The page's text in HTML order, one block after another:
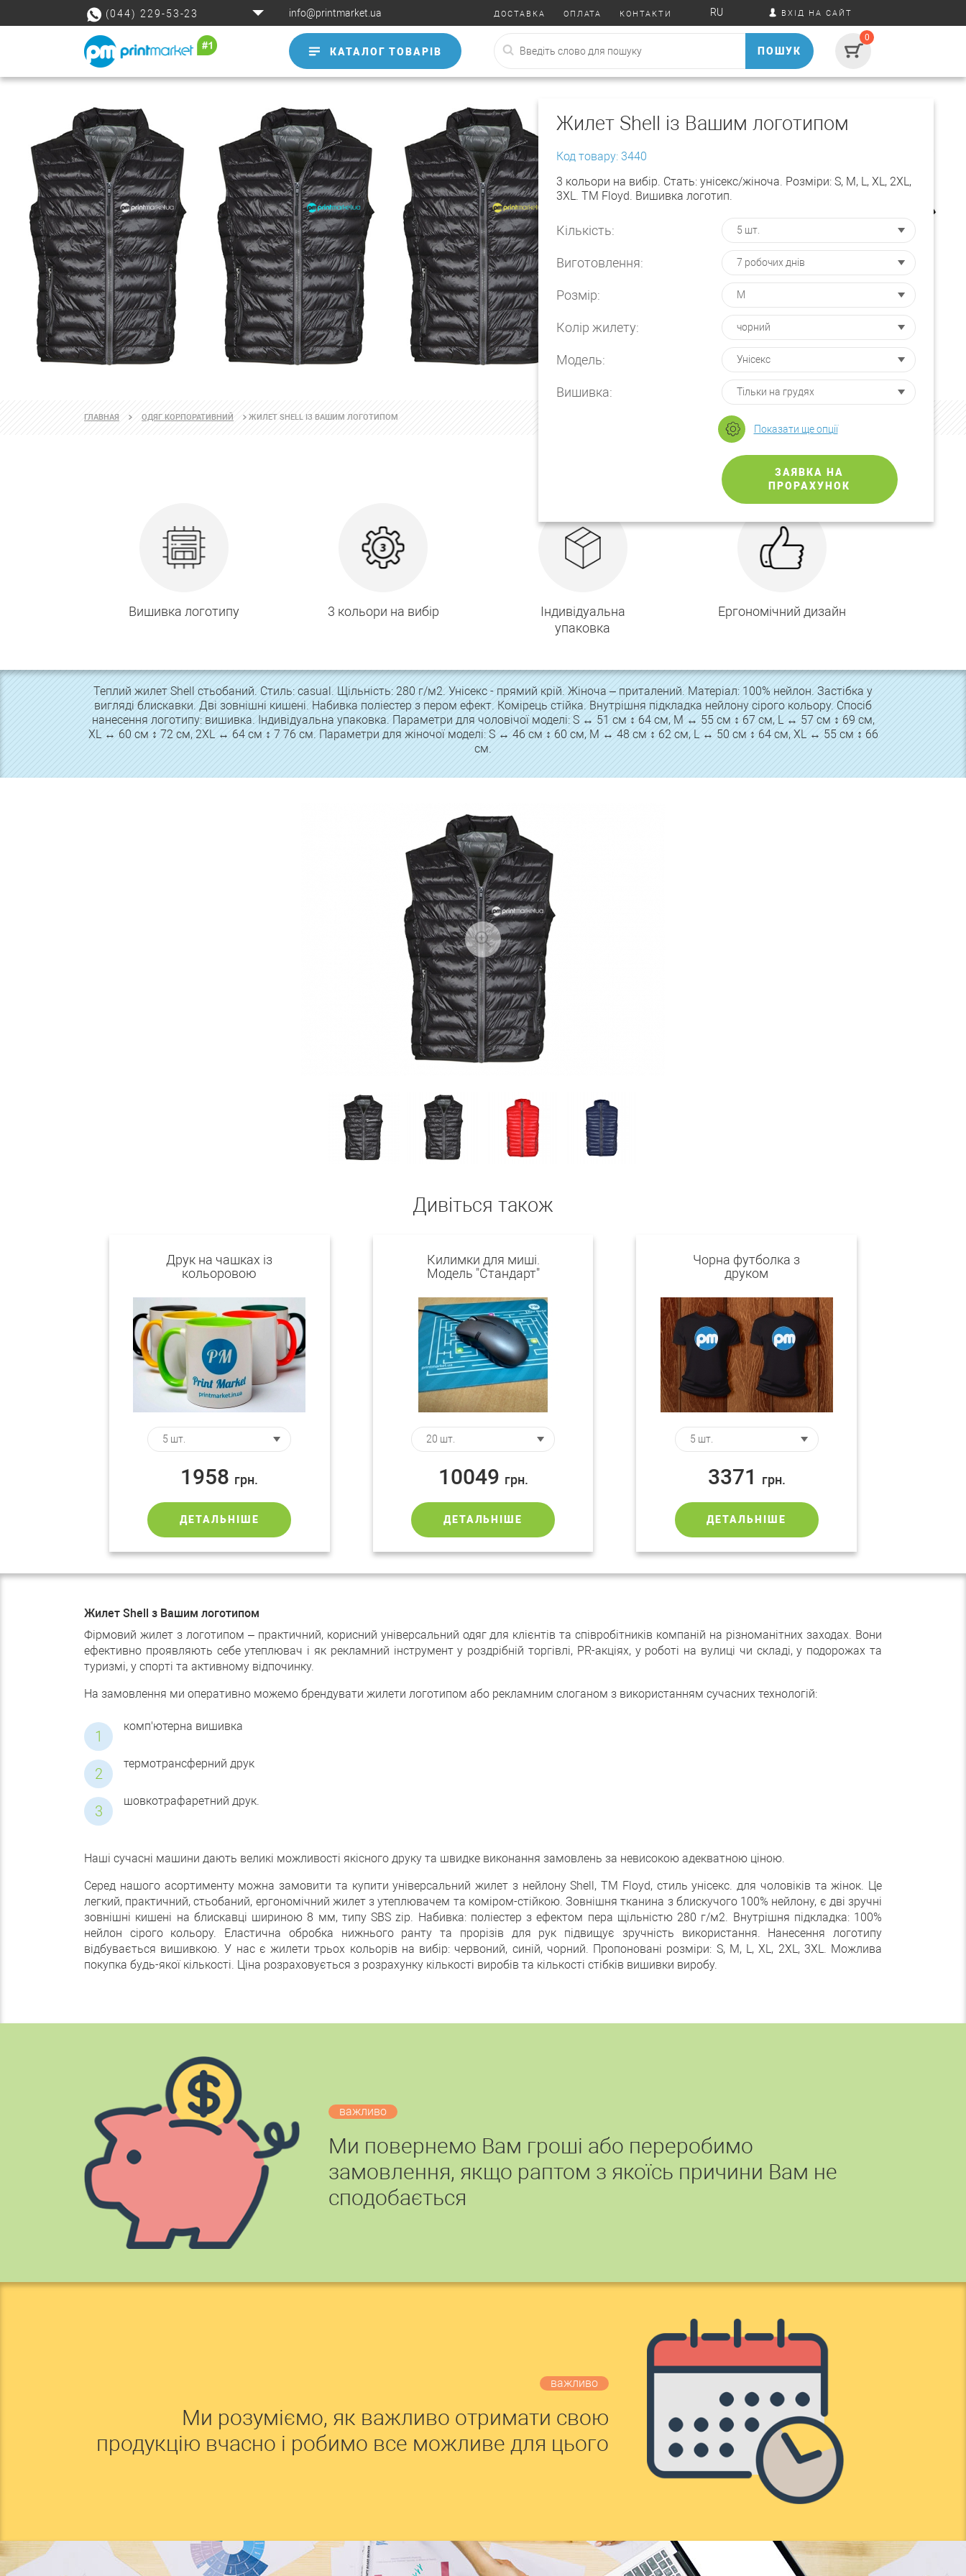
(044) 229-53-23 info@printmarket.ua ДОСТАВКА ОПЛАТА КОНТАКТИ RU ВХІД НА САЙТ
КАТАЛОГ ТОВАРІВ ПОШУК
0
Жилет Shell із Вашим логотипом
Код товару: 3440
3 кольори на вибір. Стать: унісекс/жіноча. Розміри: S, M, L, XL, 2XL,
3XL. TM Floyd. Вишивка логотип.
Кількість:
Виготовлення:
Розмір:
Колір жилету:
Модель:
Вишивка:
Показати ще опції
ЗАЯВКА НА
ПРОРАХУНОК
ГЛАВНАЯ ОДЯГ КОРПОРАТИВНИЙ ЖИЛЕТ SHELL ІЗ ВАШИМ ЛОГОТИПОМ
Вишивка логотипу 3 кольори на вибір
Індивідуальна
упаковка
Ергономічний дизайн
Теплий жилет Shell стьобаний. Стиль: casual. Щільність: 280 г/м2. Унісекс - прямий крій. Жіноча – приталений. Матеріал: 100% нейлон. Застібка у
вигляді блискавки. Дві зовнішні кишені. Набивка поліестер з пером ефект. Комірець стійка. Внутрішня підкладка нейлону сірого кольору. Спосіб
нанесення логотипу: вишивка. Індивідуальна упаковка. Параметри для чоловічої моделі: S ↔ 51 см ↕ 64 см, M ↔ 55 см ↕ 67 см, L ↔ 57 см ↕ 69 см,
XL ↔ 60 см ↕ 72 см, 2XL ↔ 64 см ↕ 7 76 см. Параметри для жіночої моделі: S ↔ 46 см ↕ 60 см, M ↔ 48 см ↕ 62 см, L ↔ 50 см ↕ 64 см, XL ↔ 55 см ↕ 66
см.
Дивіться також
Друк на чашках із
кольоровою
поверхньою
1958 грн.
ДЕТАЛЬНІШЕ
Килимки для миші.
Модель "Стандарт"
10049 грн.
ДЕТАЛЬНІШЕ
Чорна футболка з
друком
3371 грн.
ДЕТАЛЬНІШЕ
Жилет Shell з Вашим логотипом
Фірмовий жилет з логотипом – практичний, корисний універсальний одяг для клієнтів та співробітників компаній на різноманітних заходах. Вони
ефективно проявляють себе утеплювач і як рекламний інструмент у роздрібній торгівлі, PR-акціях, у роботі на вулиці чи складі, у подорожах та
туризмі, у спорті та активному відпочинку.
На замовлення ми оперативно можемо брендувати жилети логотипом або рекламним слоганом з використанням сучасних технологій:
комп'ютерна вишивка
термотрансферний друк
шовкотрафаретний друк.
Наші сучасні машини дають великі можливості якісного друку та швидке виконання замовлень за невисокою адекватною ціною.
Серед нашого асортименту можна замовити та купити універсальний жилет з нейлону Shell, TM Floyd, стиль унісекс. для чоловіків та жінок. Це
легкий, практичний, стьобаний, ергономічний жилет з утеплювачем та коміром-стійкою. Зовнішня тканина з блискучого 100% нейлону, є дві зручні
зовнішні кишені на блискавці шириною 8 мм, типу SBS zip. Набивка: поліестер з ефектом пера щільністю 280 г/м2. Внутрішня підкладка: 100%
нейлон сірого кольору. Еластична обробка нижнього ранту та прорізів для рук підвищує зручність використання. Нанесення логотипу
відбувається вишивкою. У нас є жилети трьох кольорів на вибір: червоний, синій, чорний. Пропоновані розміри: S, M, L, XL, 2XL, 3XL. Можлива
покупка будь-якої кількості. Ціна розраховується з розрахунку кількості виробів та кількості стібків вишивки виробу.
важливо
Ми повернемо Вам гроші або переробимо
замовлення, якщо раптом з якоїсь причини Вам не
сподобається
важливо
Ми розуміємо, як важливо отримати свою
продукцію вчасно і робимо все можливе для цього